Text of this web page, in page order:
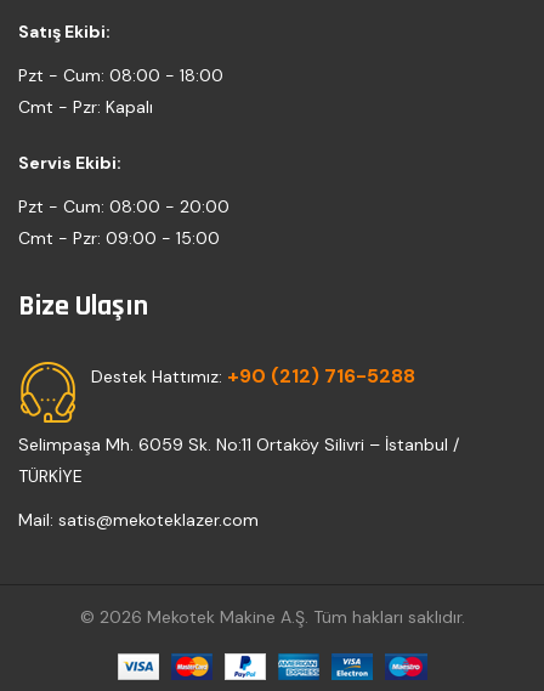
Satış Ekibi:
Pzt - Cum: 08:00 - 18:00
Cmt - Pzr: Kapalı
Servis Ekibi:
Pzt - Cum: 08:00 - 20:00
Cmt - Pzr: 09:00 - 15:00
Bize Ulaşın
Destek Hattımız: +90 (212) 716-5288
Selimpaşa Mh. 6059 Sk. No:11 Ortaköy Silivri – İstanbul /
TÜRKİYE
Mail: satis@mekoteklazer.com
© 2026 Mekotek Makine A.Ş. Tüm hakları saklıdır.